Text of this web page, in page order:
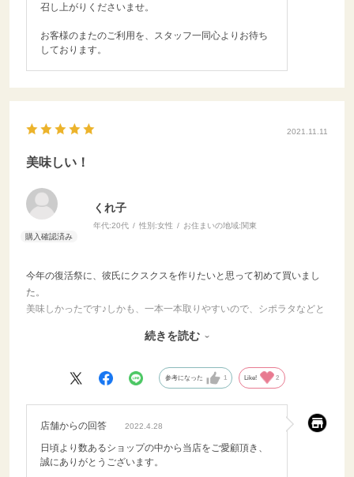
召し上がりくださいませ。
お客様のまたのご利用を、スタッフ一同心よりお待ち
しております。
2021.11.11
美味しい！
くれ子
年代:20代 性別:女性 お住まいの地域:関東
今年の復活祭に、彼氏にクスクスを作りたいと思って初めて買いまし
た。
美味しかったです♪しかも、一本一本取りやすいので、シポラタなどと
ので、一本ずつ取れなくて全部ボイルしてから使わなかった分をまた
冷凍するしかありませんでした。少し手間がかかりましたが、仕方な
いと思います。美味しかったので文句は言えません！笑
続きを読む
参考になった 1 Like! 2
店舗からの回答 2022.4.28
日頃より数あるショップの中から当店をご愛顧頂き、
誠にありがとうございます。